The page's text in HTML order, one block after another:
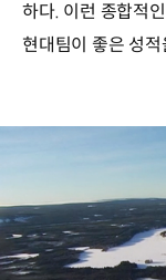
하다. 이런 종합적
현대팀이 좋은 성